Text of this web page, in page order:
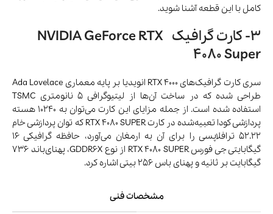
کامل با این قطعه آشنا شوید.
3- کارت گرافیک NVIDIA GeForce RTX
4080 Super
سری کارت گرافیک‌های RTX 4000 انویدیا بر پایه معماری Ada Lovelace
طراحی شده‌ که در ساخت آن‌ها از لیتیوگرافی 5 نانومتری TSMC
استفاده شده است. از جمله مزایای این کارت می‌توان به 10240 هسته‌
پردازشی کودا تعبیه‌شده در کارت RTX 4080 SUPER که توان پردازشی خام
52.22 ترافلاپسی را برای آن به ارمغان می‌آورد، حافظه‌ گرافیکی 16
گیگابایتی جی فورس RTX 4080 SUPER از نوع GDDR6X، پهنای‌باند 736
گیگابایت بر ثانیه و پهنای باس 256 بیتی اشاره کرد.
مشخصات فنی